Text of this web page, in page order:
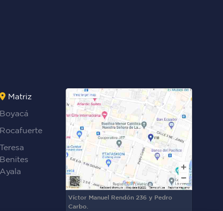
Matriz
Boyacá
Rocafuerte
Teresa
Benites
Ayala
Víctor Manuel Rendón 236 y Pedro
Carbo.